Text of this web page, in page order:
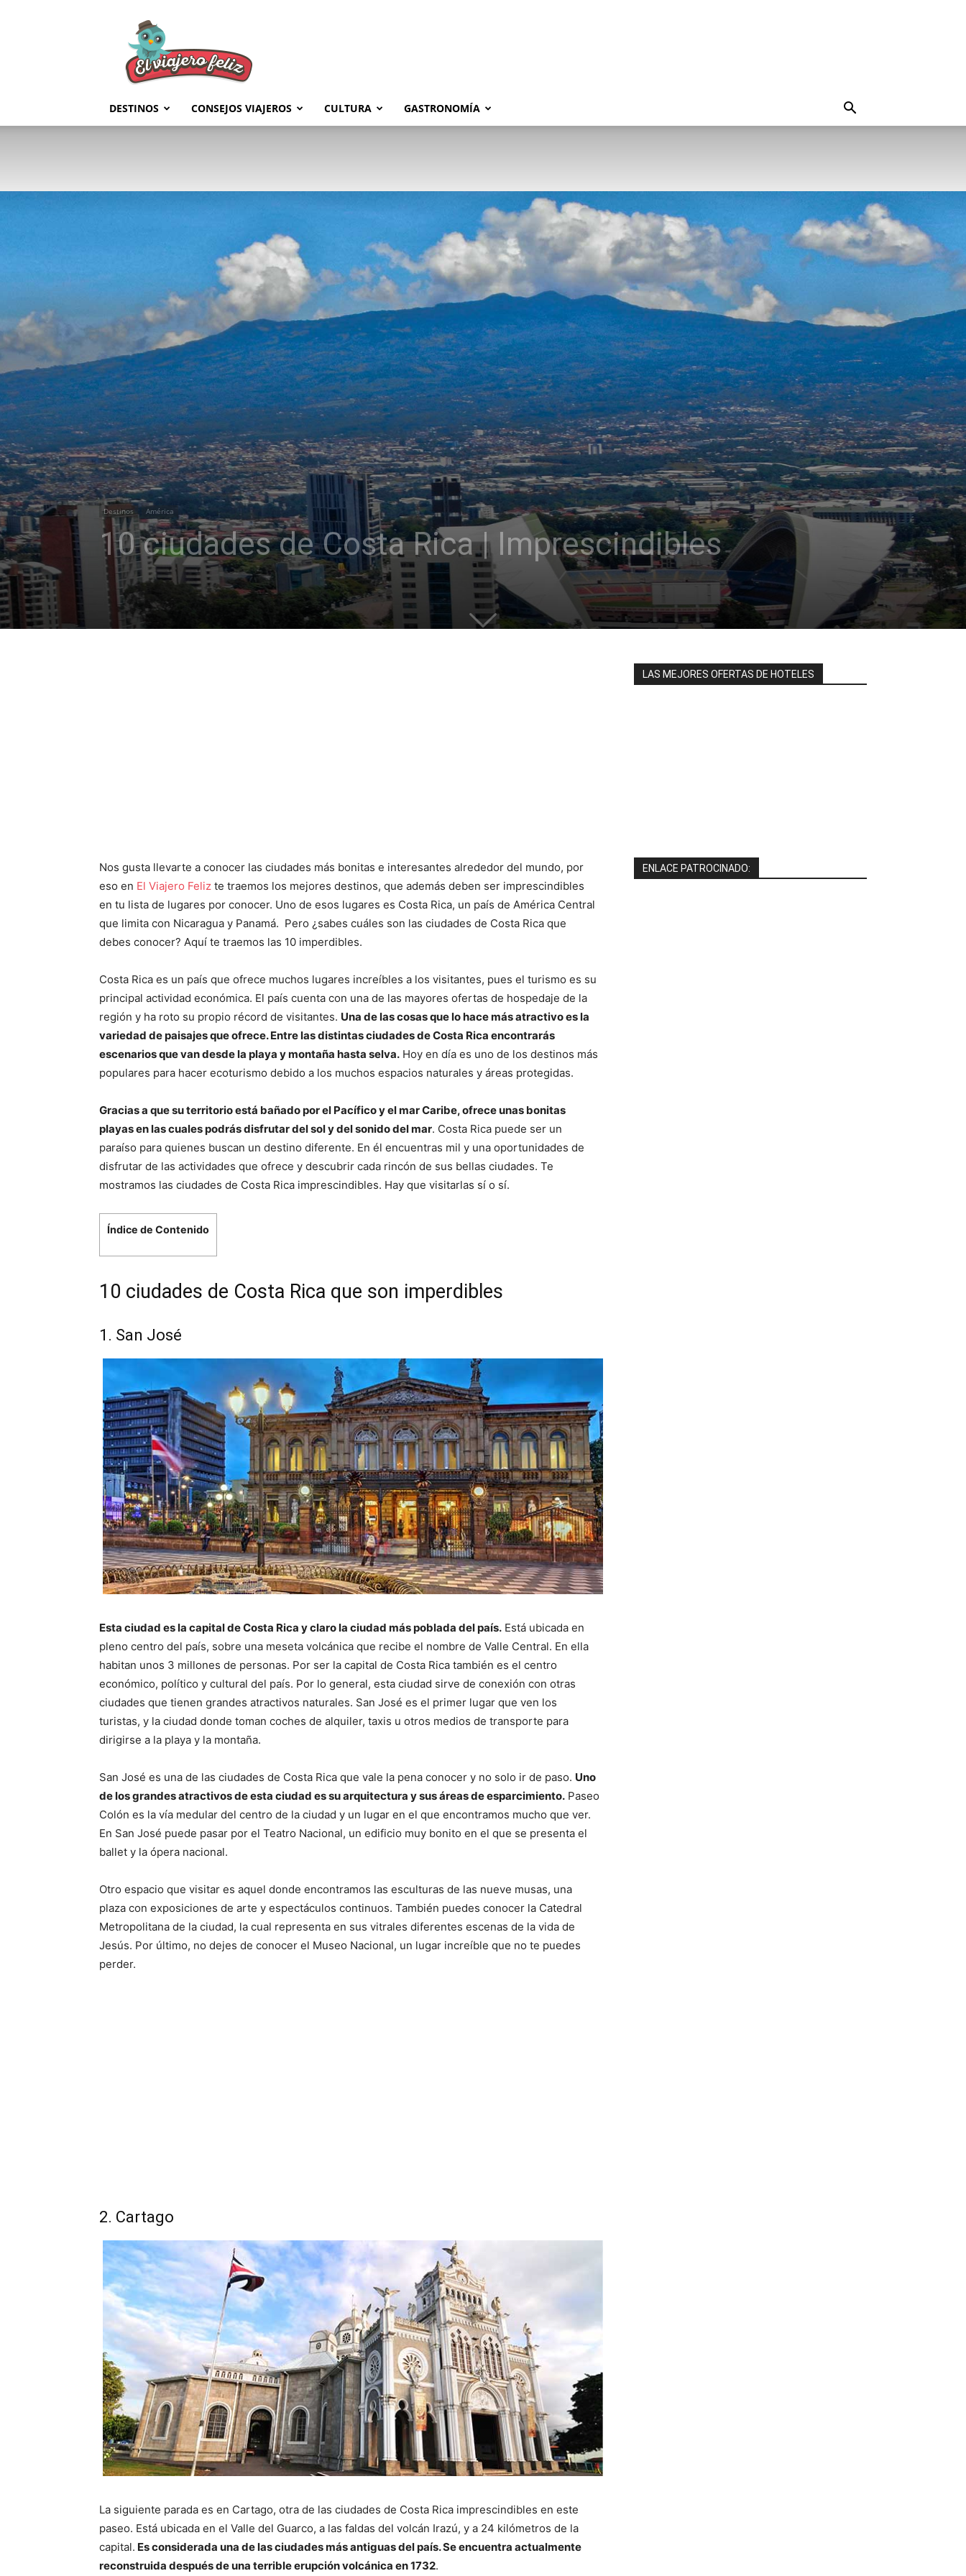
Feliz
DESTINOS CONSEJOS VIAJEROS CULTURA GASTRONOMÍA
Destinos América
10 ciudades de Costa Rica | Imprescindibles
Nos gusta llevarte a conocer las ciudades más bonitas e interesantes alrededor del mundo, por
eso en El Viajero Feliz te traemos los mejores destinos, que además deben ser imprescindibles
en tu lista de lugares por conocer. Uno de esos lugares es Costa Rica, un país de América Central
que limita con Nicaragua y Panamá. Pero ¿sabes cuáles son las ciudades de Costa Rica que
debes conocer? Aquí te traemos las 10 imperdibles.
Costa Rica es un país que ofrece muchos lugares increíbles a los visitantes, pues el turismo es su
principal actividad económica. El país cuenta con una de las mayores ofertas de hospedaje de la
región y ha roto su propio récord de visitantes. Una de las cosas que lo hace más atractivo es la
variedad de paisajes que ofrece. Entre las distintas ciudades de Costa Rica encontrarás
escenarios que van desde la playa y montaña hasta selva. Hoy en día es uno de los destinos más
populares para hacer ecoturismo debido a los muchos espacios naturales y áreas protegidas.
Gracias a que su territorio está bañado por el Pacífico y el mar Caribe, ofrece unas bonitas
playas en las cuales podrás disfrutar del sol y del sonido del mar. Costa Rica puede ser un
paraíso para quienes buscan un destino diferente. En él encuentras mil y una oportunidades de
disfrutar de las actividades que ofrece y descubrir cada rincón de sus bellas ciudades. Te
mostramos las ciudades de Costa Rica imprescindibles. Hay que visitarlas sí o sí.
Índice de Contenido
10 ciudades de Costa Rica que son imperdibles
1. San José
Esta ciudad es la capital de Costa Rica y claro la ciudad más poblada del país. Está ubicada en
pleno centro del país, sobre una meseta volcánica que recibe el nombre de Valle Central. En ella
habitan unos 3 millones de personas. Por ser la capital de Costa Rica también es el centro
económico, político y cultural del país. Por lo general, esta ciudad sirve de conexión con otras
ciudades que tienen grandes atractivos naturales. San José es el primer lugar que ven los
turistas, y la ciudad donde toman coches de alquiler, taxis u otros medios de transporte para
dirigirse a la playa y la montaña.
San José es una de las ciudades de Costa Rica que vale la pena conocer y no solo ir de paso. Uno
de los grandes atractivos de esta ciudad es su arquitectura y sus áreas de esparcimiento. Paseo
Colón es la vía medular del centro de la ciudad y un lugar en el que encontramos mucho que ver.
En San José puede pasar por el Teatro Nacional, un edificio muy bonito en el que se presenta el
ballet y la ópera nacional.
Otro espacio que visitar es aquel donde encontramos las esculturas de las nueve musas, una
plaza con exposiciones de arte y espectáculos continuos. También puedes conocer la Catedral
Metropolitana de la ciudad, la cual representa en sus vitrales diferentes escenas de la vida de
Jesús. Por último, no dejes de conocer el Museo Nacional, un lugar increíble que no te puedes
perder.
2. Cartago
La siguiente parada es en Cartago, otra de las ciudades de Costa Rica imprescindibles en este
paseo. Está ubicada en el Valle del Guarco, a las faldas del volcán Irazú, y a 24 kilómetros de la
capital. Es considerada una de las ciudades más antiguas del país. Se encuentra actualmente
reconstruida después de una terrible erupción volcánica en 1732.
LAS MEJORES OFERTAS DE HOTELES
ENLACE PATROCINADO: